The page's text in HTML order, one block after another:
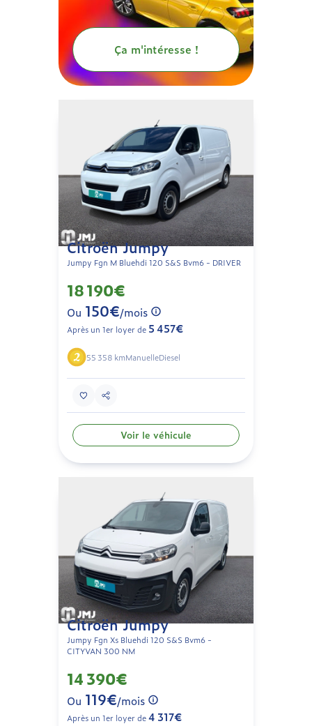
Citroën Jumpy
Jumpy Fgn M Bluehdi 120 S&S Bvm6 - DRIVER
18 190€
Ou 150€/mois
Après un 1er loyer de 5 457€
55 358 kmManuelleDiesel
Voir le véhicule
Citroën Jumpy
Jumpy Fgn Xs Bluehdi 120 S&S Bvm6 -
CITYVAN 300 NM
14 390€
Ou 119€/mois
Après un 1er loyer de4 317€
Ça m'intéresse !